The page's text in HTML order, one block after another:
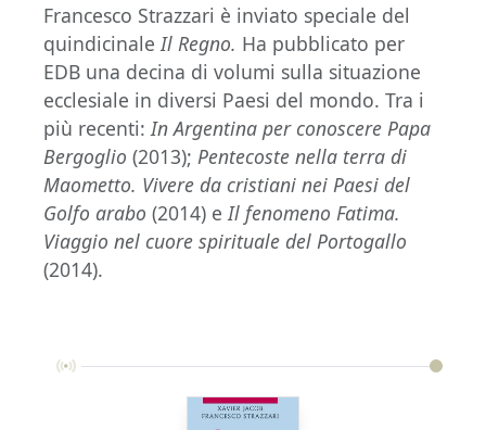
Francesco Strazzari è inviato speciale del
quindicinale Il Regno. Ha pubblicato per
EDB una decina di volumi sulla situazione
ecclesiale in diversi Paesi del mondo. Tra i
più recenti: In Argentina per conoscere Papa
Bergoglio (2013); Pentecoste nella terra di
Maometto. Vivere da cristiani nei Paesi del
Golfo arabo (2014) e Il fenomeno Fatima.
Viaggio nel cuore spirituale del Portogallo
(2014).